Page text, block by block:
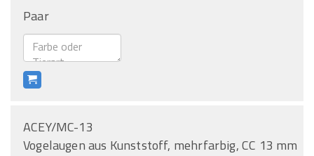
Paar
ACEY/MC-13
Vogelaugen aus Kunststoff, mehrfarbig, CC 13 mm